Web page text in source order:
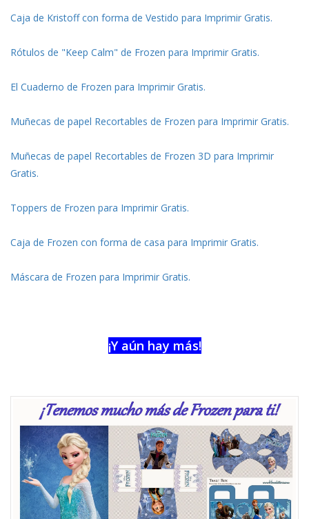
Caja de Kristoff con forma de Vestido para Imprimir Gratis.
Rótulos de "Keep Calm" de Frozen para Imprimir Gratis.
El Cuaderno de Frozen para Imprimir Gratis.
Muñecas de papel Recortables de Frozen para Imprimir Gratis.
Muñecas de papel Recortables de Frozen 3D para Imprimir
Gratis.
Toppers de Frozen para Imprimir Gratis.
Caja de Frozen con forma de casa para Imprimir Gratis.
Máscara de Frozen para Imprimir Gratis.
¡Y aún hay más!